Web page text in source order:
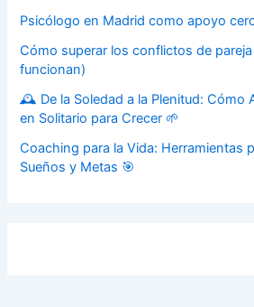
Psicólogo en Madrid como apoyo
Cómo superar los conflictos de
funcionan)
🕰️ De la Soledad a la Plenitud: Cómo
en Solitario para Crecer 🌱
Coaching para la Vida: Herramientas
Sueños y Metas 🎯